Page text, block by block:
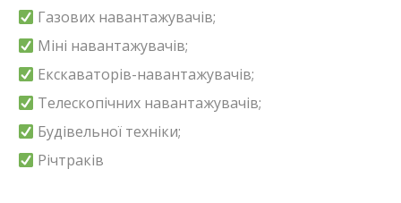
Газових навантажувачів;
Міні навантажувачів;
Екскаваторів-навантажувачів;
Телескопічних навантажувачів;
Будівельної техніки;
Річтраків